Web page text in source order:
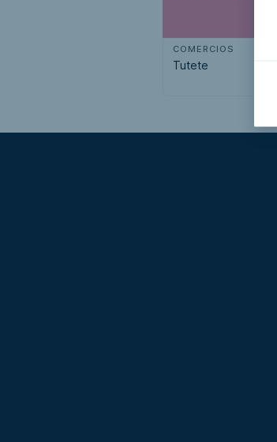
COMERCIOS
Tutete